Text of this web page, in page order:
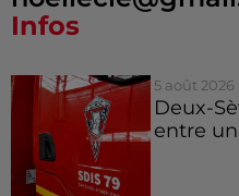
Infos
5 août 2026
Deux-
entre